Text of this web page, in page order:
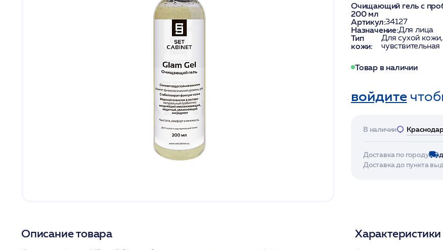
Очищающий гель с
200 мл
Артикул:34127
Назначение:Для лица
Тип
кожи:
Для сухой
чувствительная
Товар в наличии
войдите
В наличии
Доставка по городу
Доставка до пункта
Описание товара Характеристики